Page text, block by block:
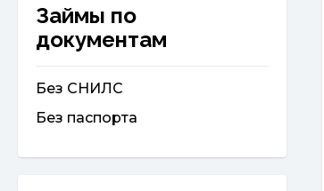
Займы по
документам
Без СНИЛС
Без паспорта